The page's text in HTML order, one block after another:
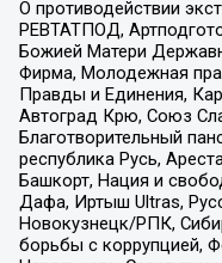
О противодействии
РЕВТАТПОД,
Божией Матери
Фирма, Молодежная
Правды и Единения,
Автоград Крю, Союз
Благотворительный
республика Русь,
Башкорт, Нация и
Дафа, Иртыш Ultras,
Новокузнецк/РПК,
борьбы с коррупцией,